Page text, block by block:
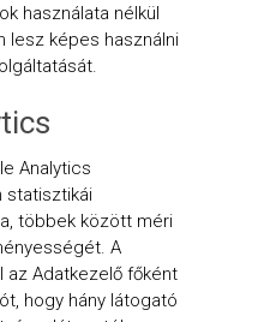
használata nélkül
lesz képes használni
Analytics
statisztikái
többek között méri
A
az Adatkezelő főként
hogy hány látogató